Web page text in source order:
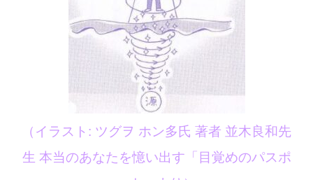
（イラスト: ツグヲ ホン多氏 著者 並木良和先
生 本当のあなたを憶い出す「目覚めのパスポ